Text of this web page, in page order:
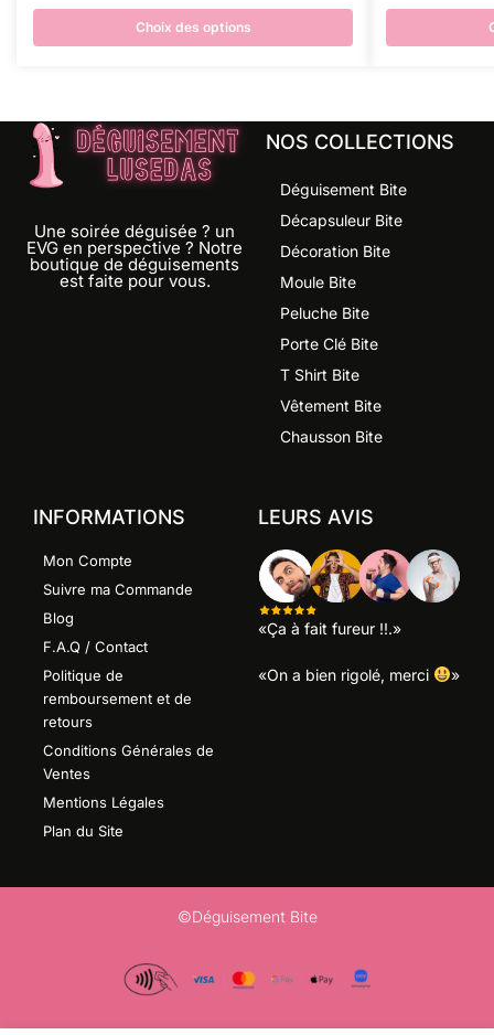
Choix des options
Une soirée déguisée ? un
EVG en perspective ? Notre
boutique de déguisements
est faite pour vous.
NOS COLLECTIONS
Déguisement Bite
Décapsuleur Bite
Décoration Bite
Moule Bite
Peluche Bite
Porte Clé Bite
T Shirt Bite
Vêtement Bite
Chausson Bite
INFORMATIONS
Mon Compte
Suivre ma Commande
Blog
F.A.Q / Contact
Politique de
remboursement et de
retours
Conditions Générales de
Ventes
Mentions Légales
Plan du Site
LEURS AVIS
«Ça à fait fureur !!.»
«On a bien rigolé, merci »
©Déguisement Bite